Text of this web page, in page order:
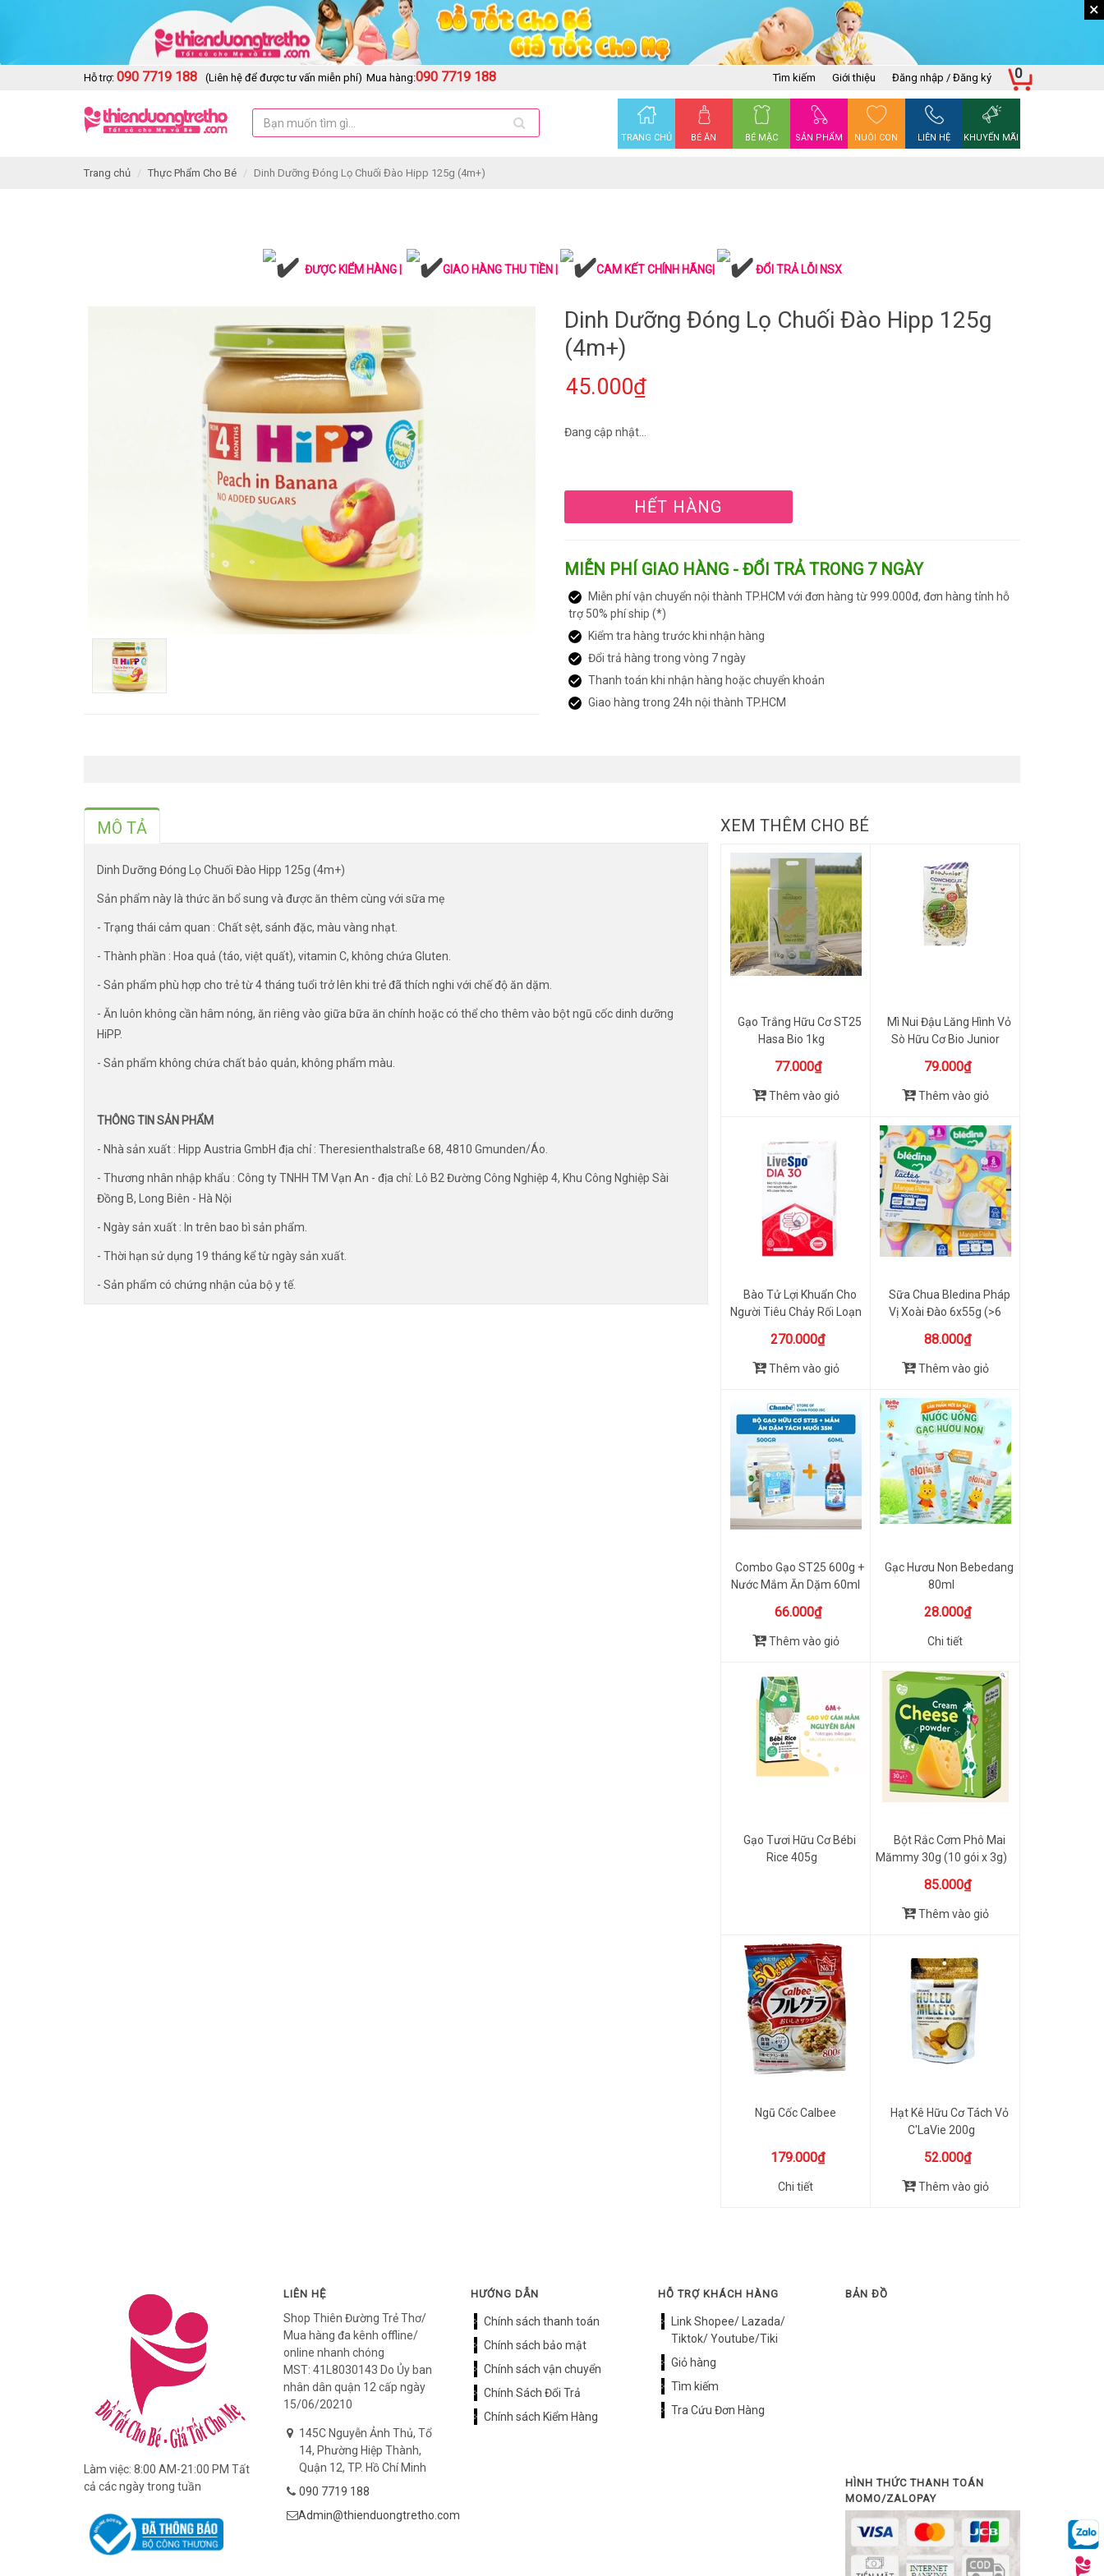
×
Hỗ trợ: 090 7719 188 (Liên hệ để được tư vấn miễn phí) Mua hàng:090 7719 188 Tìm kiếm Giới thiệu Đăng nhập / Đăng ký
TRANG CHỦ BÉ ĂN BÉ MẶC SẢN PHẨM NUÔI CON LIÊN HỆ KHUYẾN MÃI
0
Trang chủ Thực Phẩm Cho Bé Dinh Dưỡng Đóng Lọ Chuối Đào Hipp 125g (4m+)
ĐƯỢC KIỂM HÀNG | GIAO HÀNG THU TIỀN | CAM KẾT CHÍNH HÃNG| ĐỔI TRẢ LỖI NSX
Dinh Dưỡng Đóng Lọ Chuối Đào Hipp 125g
(4m+)
45.000₫
Đang cập nhật...
HẾT HÀNG
MIỄN PHÍ GIAO HÀNG - ĐỔI TRẢ TRONG 7 NGÀY
Miễn phí vận chuyển nội thành TP.HCM với đơn hàng từ 999.000đ, đơn hàng tỉnh hỗ
trợ 50% phí ship (*)
Kiểm tra hàng trước khi nhận hàng
Đổi trả hàng trong vòng 7 ngày
Thanh toán khi nhận hàng hoặc chuyển khoản
Giao hàng trong 24h nội thành TP.HCM
MÔ TẢ
Dinh Dưỡng Đóng Lọ Chuối Đào Hipp 125g (4m+)
Sản phẩm này là thức ăn bổ sung và được ăn thêm cùng với sữa mẹ
- Trạng thái cảm quan : Chất sệt, sánh đặc, màu vàng nhạt.
- Thành phần : Hoa quả (táo, việt quất), vitamin C, không chứa Gluten.
- Sản phẩm phù hợp cho trẻ từ 4 tháng tuổi trở lên khi trẻ đã thích nghi với chế độ ăn dặm.
- Ăn luôn không cần hâm nóng, ăn riêng vào giữa bữa ăn chính hoặc có thể cho thêm vào bột ngũ cốc dinh dưỡng
HiPP.
- Sản phẩm không chứa chất bảo quản, không phẩm màu.
THÔNG TIN SẢN PHẨM
- Nhà sản xuất : Hipp Austria GmbH địa chỉ : Theresienthalstraße 68, 4810 Gmunden/Áo.
- Thương nhân nhập khẩu : Công ty TNHH TM Vạn An - địa chỉ: Lô B2 Đường Công Nghiệp 4, Khu Công Nghiệp Sài
Đồng B, Long Biên - Hà Nội
- Ngày sản xuất : In trên bao bì sản phẩm.
- Thời hạn sử dụng 19 tháng kể từ ngày sản xuất.
- Sản phẩm có chứng nhận của bộ y tế.
XEM THÊM CHO BÉ
Gạo Trắng Hữu Cơ ST25
Hasa Bio 1kg
77.000₫
Thêm vào giỏ
Mì Nui Đậu Lăng Hình Vỏ
Sò Hữu Cơ Bio Junior
79.000₫
Thêm vào giỏ
Bào Tử Lợi Khuẩn Cho
Người Tiêu Chảy Rối Loạn
270.000₫
Thêm vào giỏ
Sữa Chua Bledina Pháp
Vị Xoài Đào 6x55g (>6
88.000₫
Thêm vào giỏ
Combo Gạo ST25 600g +
Nước Mắm Ăn Dặm 60ml
66.000₫
Thêm vào giỏ
Gạc Hươu Non Bebedang
80ml
28.000₫
Chi tiết
Gạo Tươi Hữu Cơ Bébi
Rice 405g
Bột Rắc Cơm Phô Mai
Mămmy 30g (10 gói x 3g)
85.000₫
Thêm vào giỏ
Ngũ Cốc Calbee
179.000₫
Chi tiết
Hạt Kê Hữu Cơ Tách Vỏ
C'LaVie 200g
52.000₫
Thêm vào giỏ
Làm việc: 8:00 AM-21:00 PM Tất
cả các ngày trong tuần
LIÊN HỆ
Shop Thiên Đường Trẻ Thơ/
Mua hàng đa kênh offline/
online nhanh chóng
MST: 41L8030143 Do Ủy ban
nhân dân quận 12 cấp ngày
15/06/20210
145C Nguyễn Ảnh Thủ, Tổ
14, Phường Hiệp Thành,
Quận 12, TP. Hồ Chí Minh
090 7719 188
Admin@thienduongtretho.com
HƯỚNG DẪN
Chính sách thanh toán
Chính sách bảo mật
Chính sách vận chuyển
Chính Sách Đổi Trả
Chính sách Kiểm Hàng
HỖ TRỢ KHÁCH HÀNG
Link Shopee/ Lazada/
Tiktok/ Youtube/Tiki
Giỏ hàng
Tìm kiếm
Tra Cứu Đơn Hàng
BẢN ĐỒ
HÌNH THỨC THANH TOÁN
MOMO/ZALOPAY